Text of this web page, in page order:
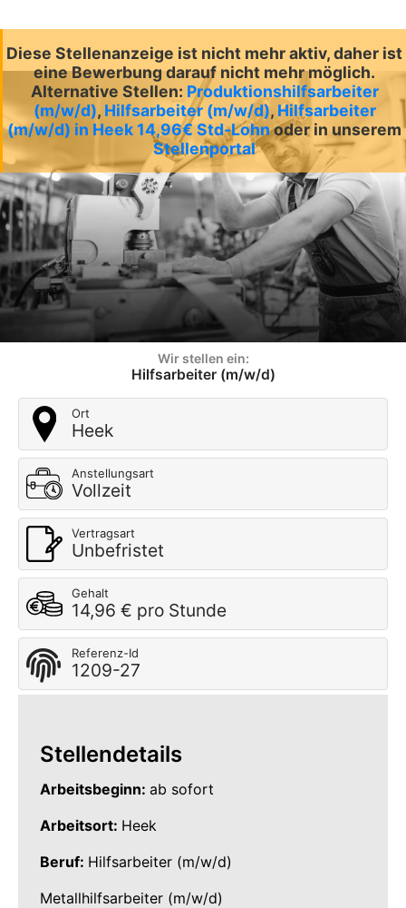
Diese Stellenanzeige ist nicht mehr aktiv, daher ist
eine Bewerbung darauf nicht mehr möglich.
Alternative Stellen: Produktionshilfsarbeiter
(m/w/d), Hilfsarbeiter (m/w/d), Hilfsarbeiter
(m/w/d) in Heek 14,96€ Std-Lohnoder in unserem
Stellenportal
Wir stellen ein:
Hilfsarbeiter (m/w/d)
Ort
Heek
Anstellungsart
Vollzeit
Vertragsart
Unbefristet
Gehalt
14,96 € pro Stunde
Referenz-Id
1209-27
Stellendetails
Arbeitsbeginn: ab sofort
Arbeitsort: Heek
Beruf: Hilfsarbeiter (m/w/d)
Metallhilfsarbeiter (m/w/d)